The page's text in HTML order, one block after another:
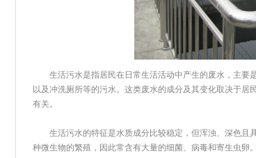
生活污水是指居民在日常生活活动中产生的废水，主要
以及冲洗厕所等的污水。这类废水的成分及其变化取决于
有关。
生活污水的特征是水质成分比较稳定，但浑浊、深色且
种微生物的繁殖，因此常含有大量的细菌、病毒和寄生虫卵。